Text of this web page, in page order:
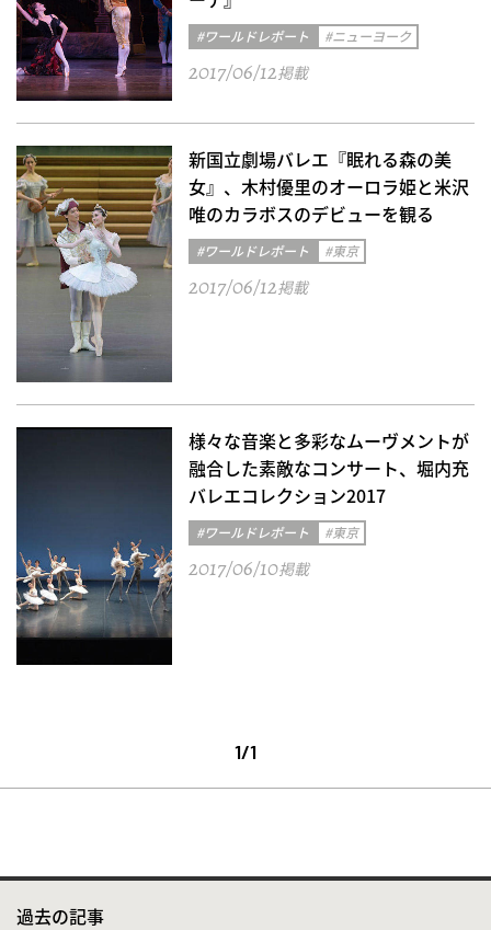
#ワールドレポート #ニューヨーク
2017/06/12掲載
新国立劇場バレエ『眠れる森の美
女』、木村優里のオーロラ姫と米沢
唯のカラボスのデビューを観る
#ワールドレポート #東京
2017/06/12掲載
様々な音楽と多彩なムーヴメントが
融合した素敵なコンサート、堀内充
バレエコレクション2017
#ワールドレポート #東京
2017/06/10掲載
1/1
過去の記事